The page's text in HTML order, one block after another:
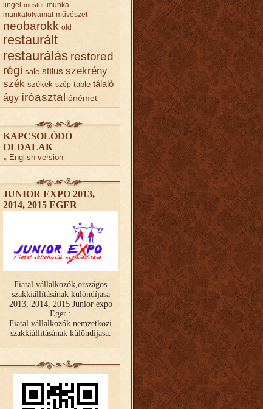
lingel mester munka
munkafolyamat művészet
neobarokk old
restaurált
restaurálás restored
régi sale stílus szekrény
szék székek szép table tálaló
ágy íróasztal ónémet
KAPCSOLÓDÓ
OLDALAK
English version
JUNIOR EXPO 2013,
2014, 2015 EGER
Fiatal vállalkozók,országos
szakkiállításának különdíjasa
2013, 2014, 2015 Junior expo
Eger :
Fiatal vállalkozók nemzetközi
szakkiállításának különdíjasa.